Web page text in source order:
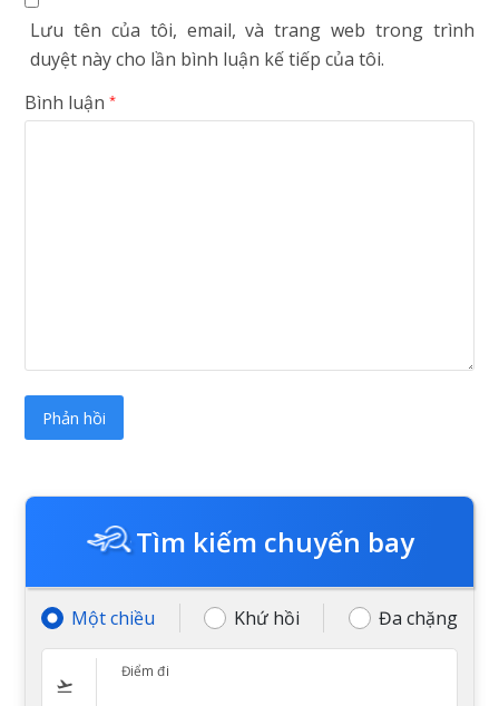
Lưu tên của tôi, email, và trang web trong trình
duyệt này cho lần bình luận kế tiếp của tôi.
Bình luận*
Tìm kiếm chuyến bay
Một chiều Khứ hồi Đa chặng
Điểm đi